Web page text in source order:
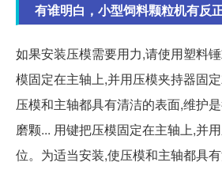
有谁明白，小型饲料颗粒机有反
如果安装压模需要用力,请使用塑料
模固定在主轴上,并用压模夹持器固
压模和主轴都具有清洁的表面,维护
磨颗... 用键把压模固定在主轴上,并
位。为适当安装,使压模和主轴都具